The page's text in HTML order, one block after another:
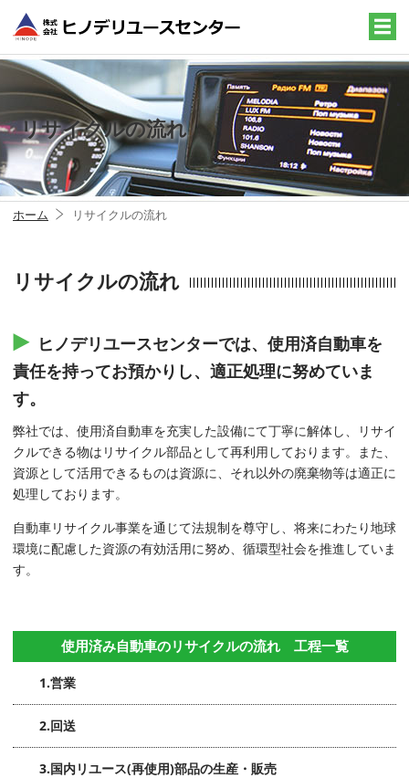
リサイクルの流れ
ホーム リサイクルの流れ
リサイクルの流れ
ヒノデリユースセンターでは、使用済自動車を
責任を持ってお預かりし、適正処理に努めていま
す。
弊社では、使用済自動車を充実した設備にて丁寧に解体し、リサイ
クルできる物はリサイクル部品として再利用しております。また、
資源として活用できるものは資源に、それ以外の廃棄物等は適正に
処理しております。
自動車リサイクル事業を通じて法規制を尊守し、将来にわたり地球
環境に配慮した資源の有効活用に努め、循環型社会を推進していま
す。
使用済み自動車のリサイクルの流れ 工程一覧
1.営業
2.回送
3.国内リユース(再使用)部品の生産・販売